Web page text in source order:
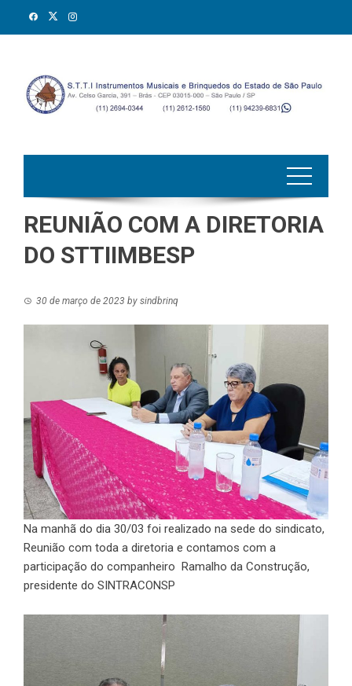
REUNIÃO COM A DIRETORIA
DO STTIIMBESP
30 de março de 2023 by sindbrinq
Na manhã do dia 30/03 foi realizado na sede do sindicato,
Reunião com toda a diretoria e contamos com a
participação do companheiro Ramalho da Construção,
presidente do SINTRACONSP